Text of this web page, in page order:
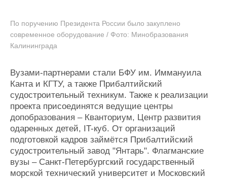
По поручению Президента России было закуплено
современное оборудование / Фото: Минобразования
Калининграда
Вузами-партнерами стали БФУ им. Иммануила
Канта и КГТУ, а также Прибалтийский
судостроительный техникум. Также к реализации
проекта присоединятся ведущие центры
допобразования – Кванториум, Центр развития
одаренных детей, IT-куб. От организаций
подготовкой кадров займётся Прибалтийский
судостроительный завод "Янтарь". Флагманские
вузы – Санкт-Петербургский государственный
морской технический университет и Московский